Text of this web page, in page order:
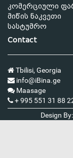
კომერციული
მიწის ნაკვეთი
სასტუმრო
Contact
Tbilisi, Georgia
info@iBina.ge
Maasage
+ 995 551 31 88
Design